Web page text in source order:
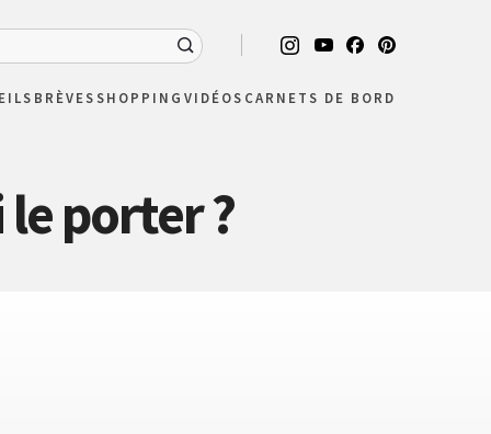
BRÈVESSHOPPING VIDÉOS CARNETS DE BORD
porter ?